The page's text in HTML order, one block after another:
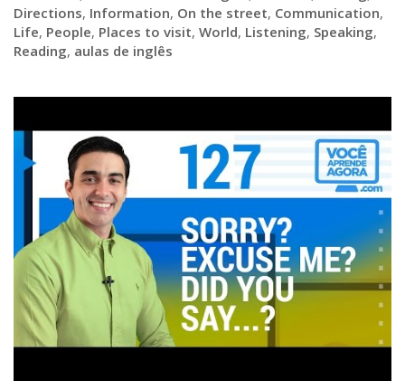
Directions, Information, On the street, Communication,
Life, People, Places to visit, World, Listening, Speaking,
Reading, aulas de inglês